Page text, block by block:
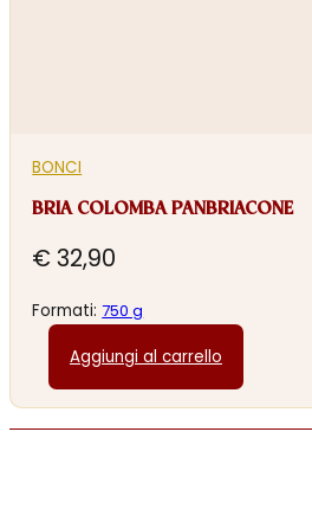
BONCI
BRIA COLOMBA PANBRIACONE
€32,90
Formati:750 g
Aggiungi al carrello